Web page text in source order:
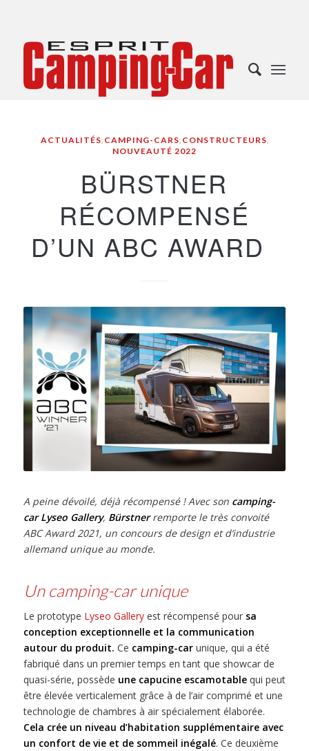
ACTUALITÉS, CAMPING-CARS, CONSTRUCTEURS,
NOUVEAUTÉ 2022
BÜRSTNER
RÉCOMPENSÉ
D’UN ABC AWARD
A peine dévoilé, déjà récompensé ! Avec son camping-
car Lyseo Gallery, Bürstnerremporte le très convoité
ABC Award 2021, un concours de design et d’industrie
allemand unique au monde.
Un camping-car unique
Le prototype Lyseo Galleryest récompensé pour sa
conception exceptionnelle et la communication
autour du produit. Ce camping-carunique, qui a été
fabriqué dans un premier temps en tant que showcar de
quasi-série, possède une capucine escamotablequi peut
être élevée verticalement grâce à de l’air comprimé et une
technologie de chambres à air spécialement élaborée.
Cela crée un niveau d’habitation supplémentaire avec
un confort de vie et de sommeil inégalé. Ce deuxième